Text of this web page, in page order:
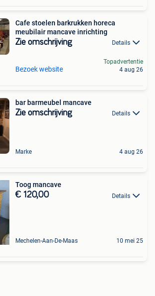
Cafe stoelen barkrukken horeca
meubilair mancave inrichting
Zie omschrijving Details
Bezoek website
Topadvertentie
4 aug 26
bar barmeubel mancave
Zie omschrijving Details
Marke 4 aug 26
Toog mancave
€ 120,00 Details
Mechelen-Aan-De-Maas 10 mei 25